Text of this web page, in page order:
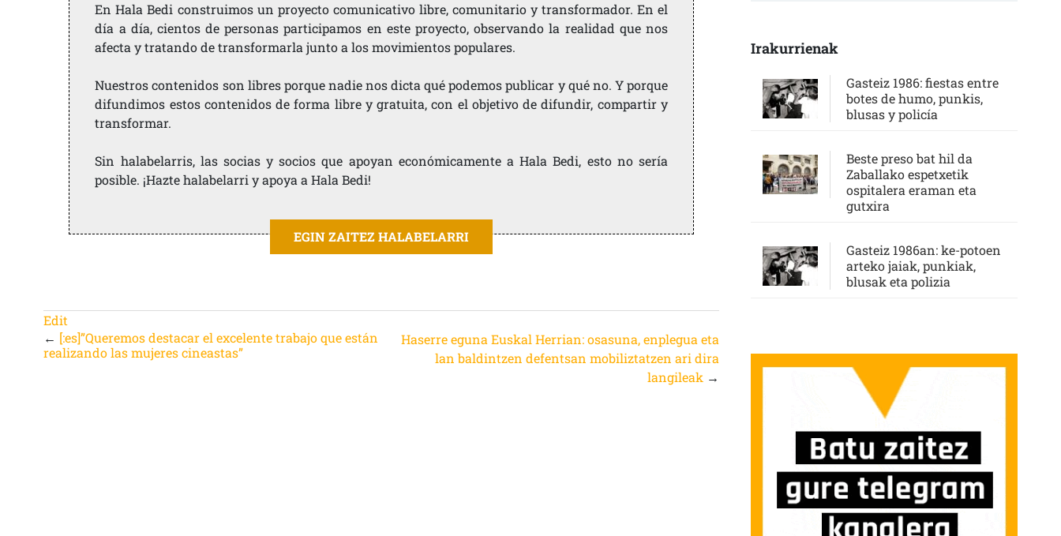
En Hala Bedi construimos un proyecto comunicativo libre, comunitario y transformador. En el
día a día, cientos de personas participamos en este proyecto, observando la realidad que nos
afecta y tratando de transformarla junto a los movimientos populares.
Nuestros contenidos son libres porque nadie nos dicta qué podemos publicar y qué no. Y porque
difundimos estos contenidos de forma libre y gratuita, con el objetivo de difundir, compartir y
transformar.
Sin halabelarris, las socias y socios que apoyan económicamente a Hala Bedi, esto no sería
posible. ¡Hazte halabelarri y apoya a Hala Bedi!
EGIN ZAITEZ HALABELARRI
Edit
← [:es]”Queremos destacar el excelente trabajo que están
realizando las mujeres cineastas”
Haserre eguna Euskal Herrian: osasuna, enplegua eta
lan baldintzen defentsan mobiliztatzen ari dira
langileak→
Irakurrienak
Gasteiz 1986: fiestas entre
botes de humo, punkis,
blusas y policía
Beste preso bat hil da
Zaballako espetxetik
ospitalera eraman eta
gutxira
Gasteiz 1986an: ke-potoen
arteko jaiak, punkiak,
blusak eta polizia